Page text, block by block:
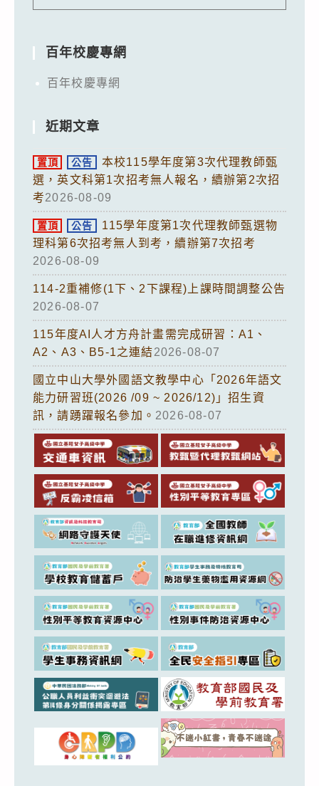
百年校慶專網
百年校慶專網
近期文章
置頂 公告
本校115學年度第3次代理教師甄
選，英文科第1次招考無人報名，續辦第2次招
考2026-08-09
置頂 公告
115學年度第1次代理教師甄選物
理科第6次招考無人到考，續辦第7次招考
2026-08-09
114-2重補修(1下、2下課程)上課時間調整公告
2026-08-07
115年度AI人才方舟計畫需完成研習：A1、
A2、A3、B5-1之連結2026-08-07
國立中山大學外國語文教學中心「2026年語文
能力研習班(2026 /09 ~ 2026/12)」招生資
訊，請踴躍報名參加。 2026-08-07